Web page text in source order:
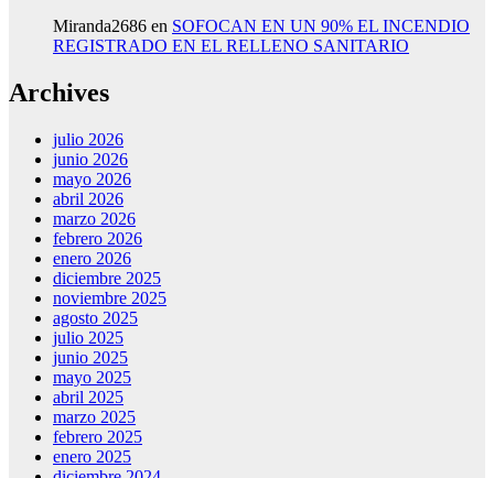
Miranda2686 en SOFOCAN EN UN 90% EL INCENDIO
REGISTRADO EN EL RELLENO SANITARIO
Archives
julio 2026
junio 2026
mayo 2026
abril 2026
marzo 2026
febrero 2026
enero 2026
diciembre 2025
noviembre 2025
agosto 2025
julio 2025
junio 2025
mayo 2025
abril 2025
marzo 2025
febrero 2025
enero 2025